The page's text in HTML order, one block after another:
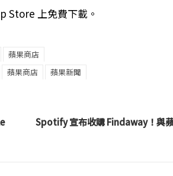
Store 上免費下載。
蘋果商店
蘋果商店 蘋果新聞
Spotify 宣布收購 Findaway！與